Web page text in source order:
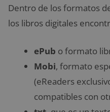
Dentro de los formatos
los libros digitales
ePub o formato
Mobi, formato
(eReaders
compatibles con